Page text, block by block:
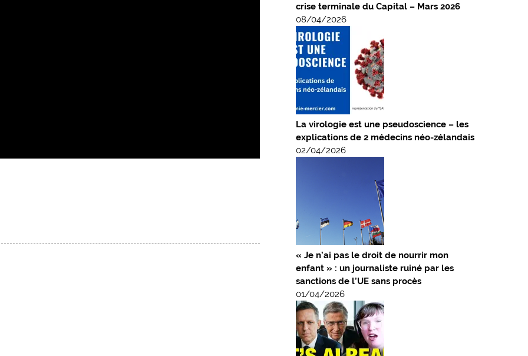
crise terminale du Capital – Mars 2026
08/04/2026
La virologie est une pseudoscience – les
explications de 2 médecins néo-zélandais
02/04/2026
« Je n’ai pas le droit de nourrir mon
enfant » : un journaliste ruiné par les
sanctions de l’UE sans procès
01/04/2026